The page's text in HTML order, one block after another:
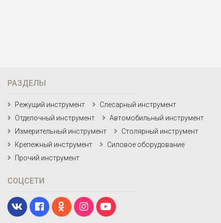
РАЗДЕЛЫ
Режущий инструмент
Слесарный инструмент
Отделочный инструмент
Автомобильный инструмент
Измерительный инструмент
Столярный инструмент
Крепежный инструмент
Силовое оборудование
Прочий инструмент
СОЦСЕТИ